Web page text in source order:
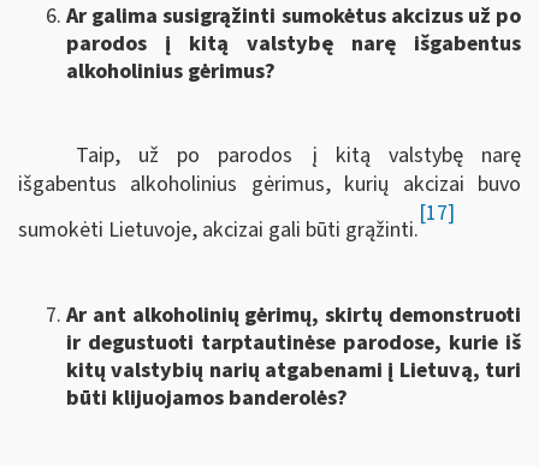
Ar galima susigrąžinti sumokėtus akcizus už po
parodos į kitą valstybę narę išgabentus
alkoholinius gėrimus?
Taip, už po parodos į kitą valstybę narę
išgabentus alkoholinius gėrimus, kurių akcizai buvo
sumokėti Lietuvoje, akcizai gali būti grąžinti.
[17]
Ar ant alkoholinių gėrimų, skirtų demonstruoti
ir degustuoti tarptautinėse parodose, kurie iš
kitų valstybių narių atgabenami į Lietuvą, turi
būti klijuojamos banderolės?